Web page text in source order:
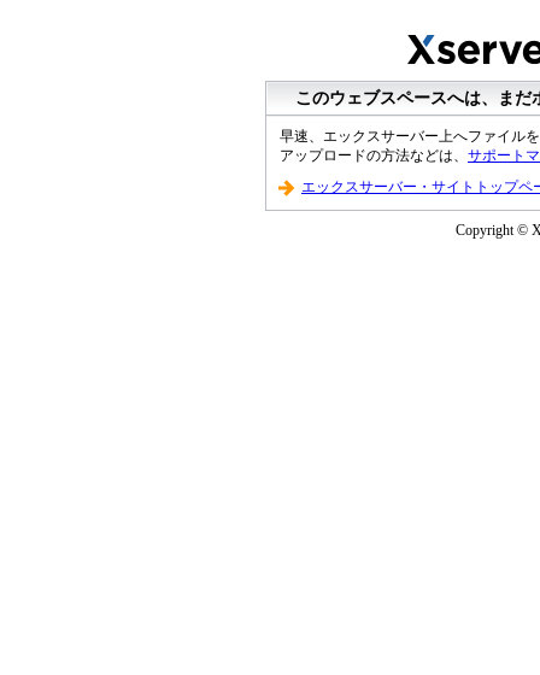
このウェブスペースへは、ま
早速、エックスサーバー上へファイル
アップロードの方法などは、 サポート
エックスサーバー・サイトトップペ
Copyright ©